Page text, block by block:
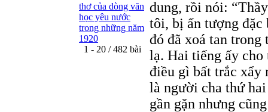
thơ của dòng văn
học yêu nước
trong những năm
1920
1 - 20 / 482 bài
dung, rồi nói:
tôi, bị ấn tượng đặc
đó đã xoá tan
lạ. Hai tiếng ấy cho
điều gì bất trắc xẩy
là người cha thứ
gần gặn nhưng